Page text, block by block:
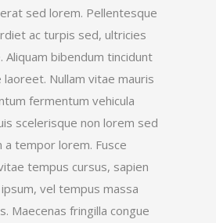
sed lorem. Pellentesque
ac turpis sed, ultricies
Aliquam bibendum tincidunt
Nullam vitae mauris
fermentum vehicula
scelerisque non lorem sed
a tempor lorem. Fusce
tempus cursus, sapien
vel tempus massa
Maecenas fringilla congue